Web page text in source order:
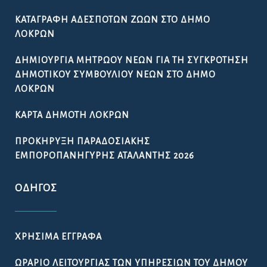
ΚΑΤΑΓΡΑΦΉ ΑΔΈΣΠΟΤΩΝ ΖΏΩΝ ΣΤΟ ΔΉΜΟ
ΛΟΚΡΏΝ
ΔΗΜΙΟΥΡΓΊΑ ΜΗΤΡΏΟΥ ΝΈΩΝ ΓΙΑ ΤΗ ΣΥΓΚΡΌΤΗΣΗ
ΔΗΜΟΤΙΚΟΎ ΣΥΜΒΟΥΛΊΟΥ ΝΈΩΝ ΣΤΟ ΔΉΜΟ
ΛΟΚΡΏΝ
ΚΆΡΤΑ ΔΗΜΌΤΗ ΛΟΚΡΏΝ
ΠΡΟΚΉΡΥΞΗ ΠΑΡΑΔΟΣΙΑΚΉΣ
ΕΜΠΟΡΟΠΑΝΉΓΥΡΗΣ ΑΤΑΛΆΝΤΗΣ 2026
ΟΔΗΓΌΣ
ΧΡΉΣΙΜΑ ΈΓΓΡΑΦΑ
ΩΡΆΡΙΟ ΛΕΙΤΟΥΡΓΊΑΣ ΤΩΝ ΥΠΗΡΕΣΙΏΝ ΤΟΥ ΔΉΜΟΥ